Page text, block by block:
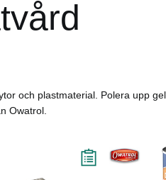
och plastmaterial. Polera upp
Owatrol.